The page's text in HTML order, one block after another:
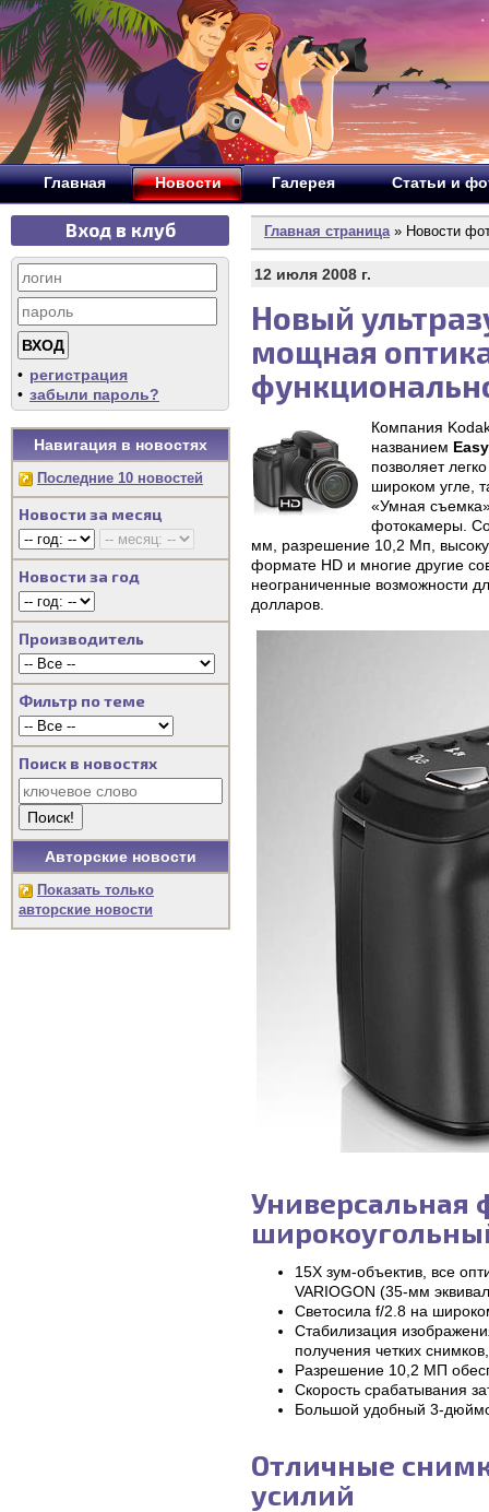
Главная Новости Галерея Статьи и
Вход в клуб
• регистрация
• забыли пароль?
Навигация в новостях
Последние 10 новостей
Новости за месяц
Новости за год
Производитель
Фильтр по теме
Поиск в новостях
Авторские новости
Показать только
авторские новости
Главная страница» Новости
12 июля 2008 г.
Новый
мощная
Компания
названием
позволяет
широком угле,
«Умная
фотокамеры.
мм, разрешение 10,2 Мп,
формате HD и многие другие
неограниченные возможности
долларов.
15X зум-объектив, все
VARIOGON (35-мм
Светосила f/2.8 на
Стабилизация
получения четких
Разрешение 10,2 МП
Скорость срабатывания
Большой удобный 3-
Отличные
усилий